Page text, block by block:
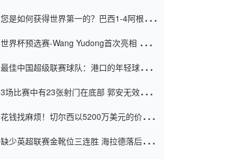
您是如何获得世界第一的？巴西1-4阿根
世界杯预选赛-Wang Yudong首次亮相 中国
最佳中国超级联赛球队：港口的年轻球员在
（Taishan）
3场比赛中有23张射门在底部 郭安无效传球
花钱找麻烦！切尔西以5200万美元的价格
窗口
缺少英超联赛金靴位三连胜 海拉德落后6球